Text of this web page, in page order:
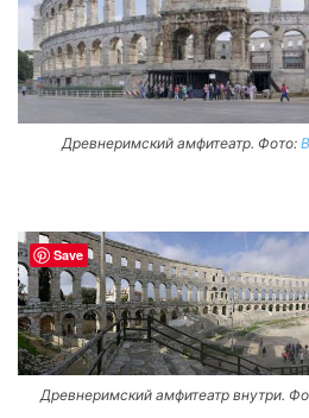
Древнеримский амфитеатр. Фото:
Древнеримский амфитеатр внутри.
Save